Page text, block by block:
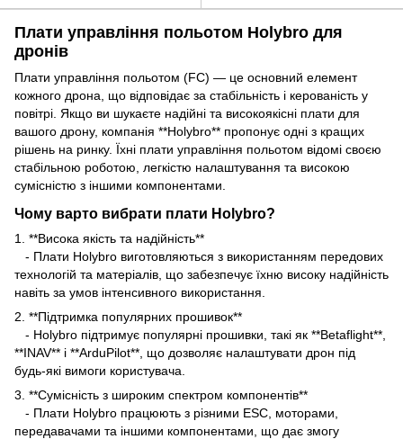
Плати управління польотом Holybro для
дронів
Плати управління польотом (FC) — це основний елемент
кожного дрона, що відповідає за стабільність і керованість у
повітрі. Якщо ви шукаєте надійні та високоякісні плати для
вашого дрону, компанія **Holybro** пропонує одні з кращих
рішень на ринку. Їхні плати управління польотом відомі своєю
стабільною роботою, легкістю налаштування та високою
сумісністю з іншими компонентами.
Чому варто вибрати плати Holybro?
1. **Висока якість та надійність**
- Плати Holybro виготовляються з використанням передових
технологій та матеріалів, що забезпечує їхню високу надійність
навіть за умов інтенсивного використання.
2. **Підтримка популярних прошивок**
- Holybro підтримує популярні прошивки, такі як **Betaflight**,
**INAV** і **ArduPilot**, що дозволяє налаштувати дрон під
будь-які вимоги користувача.
3. **Сумісність з широким спектром компонентів**
- Плати Holybro працюють з різними ESC, моторами,
передавачами та іншими компонентами, що дає змогу